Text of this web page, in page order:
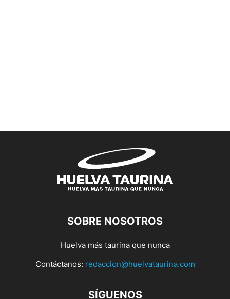
SOBRE NOSOTROS
Huelva más taurina que nunca
Contáctanos: redaccion@huelvataurina.com
SÍGUENOS